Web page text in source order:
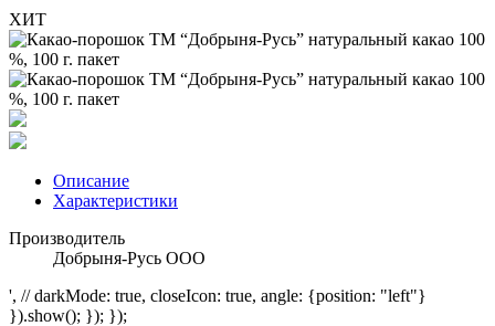
ХИТ
Описание
Характеристики
Производитель
Добрыня-Русь ООО
', // darkMode: true, closeIcon: true, angle: {position: "left"}
}).show(); }); });